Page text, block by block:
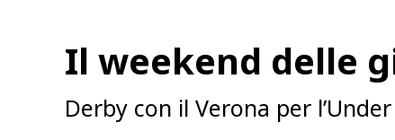
Il weekend delle
Derby con il Verona per